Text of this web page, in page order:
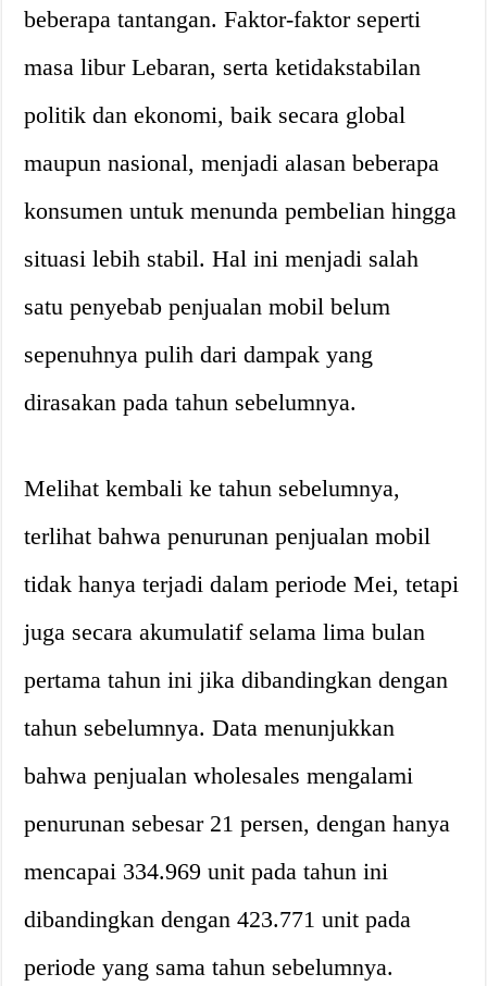
beberapa tantangan. Faktor-faktor seperti
masa libur Lebaran, serta ketidakstabilan
politik dan ekonomi, baik secara global
maupun nasional, menjadi alasan beberapa
konsumen untuk menunda pembelian hingga
situasi lebih stabil. Hal ini menjadi salah
satu penyebab penjualan mobil belum
sepenuhnya pulih dari dampak yang
dirasakan pada tahun sebelumnya.
Melihat kembali ke tahun sebelumnya,
terlihat bahwa penurunan penjualan mobil
tidak hanya terjadi dalam periode Mei, tetapi
juga secara akumulatif selama lima bulan
pertama tahun ini jika dibandingkan dengan
tahun sebelumnya. Data menunjukkan
bahwa penjualan wholesales mengalami
penurunan sebesar 21 persen, dengan hanya
mencapai 334.969 unit pada tahun ini
dibandingkan dengan 423.771 unit pada
periode yang sama tahun sebelumnya.